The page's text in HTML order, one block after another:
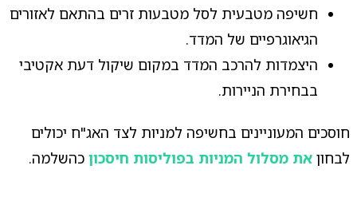
חשיפה מטבעית לסל מטבעות זרים בהתאם לאזורים
הגיאוגרפיים של המדד.
היצמדות להרכב המדד במקום שיקול דעת אקטיבי
בבחירת הניירות.
חוסכים המעוניינים בחשיפה למניות לצד האג"ח יכולים
לבחון את מסלול המניות בפוליסות חיסכוןכהשלמה.